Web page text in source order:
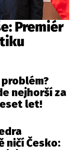
Premiér
nejhorší za
let!
ničí Česko: